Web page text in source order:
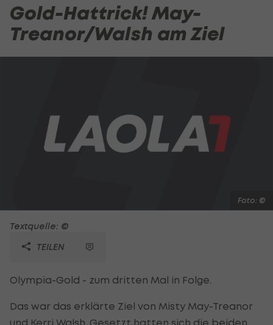
Gold-Hattrick! May-
Treanor/Walsh am Ziel
Foto: ©
Textquelle: ©
TEILEN
Olympia-Gold - zum dritten Mal in Folge.
Das war das erklärte Ziel von Misty May-Treanor
und Kerri Walsh. Gesetzt hatten sich die beiden